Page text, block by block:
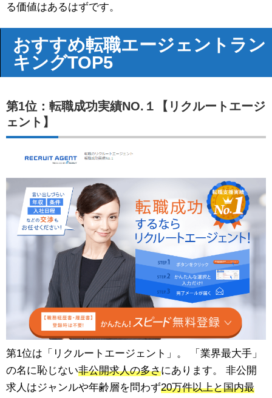
る価値はあるはずです。
おすすめ転職エージェントラン
キングTOP5
第1位：転職成功実績NO.１【リクルートエージ
ェント】
第1位は「リクルートエージェント」。 「業界最大手」
の名に恥じない非公開求人の多さにあります。 非公開
求人はジャンルや年齢層を問わず20万件以上と国内最